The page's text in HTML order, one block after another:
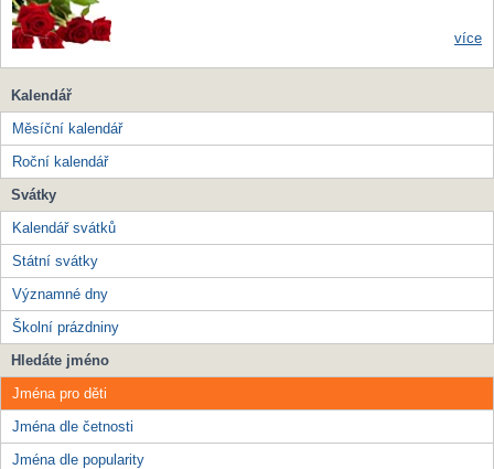
více
Kalendář
Měsíční kalendář
Roční kalendář
Svátky
Kalendář svátků
Státní svátky
Významné dny
Školní prázdniny
Hledáte jméno
Jména pro děti
Jména dle četnosti
Jména dle popularity